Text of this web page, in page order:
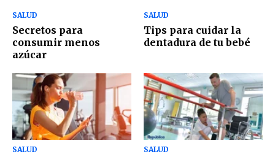
SALUD
Secretos para
consumir menos
azúcar
SALUD
Tips para cuidar la
dentadura de tu bebé
SALUD SALUD